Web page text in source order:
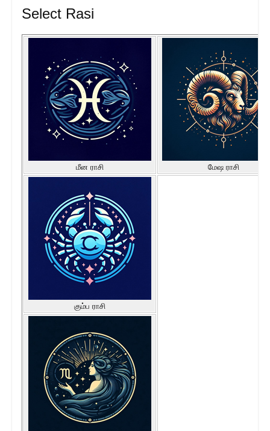
Select Rasi
மீன ராசி மேஷ ராசி
கும்ப ராசி